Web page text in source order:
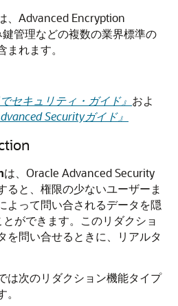
、Advanced Encryption
管理などの複数の業界標準の
れます。
セキュリティ・ガイド』 およ
Securityガイド』
は、Oracle Advanced Security
ると、権限の少ないユーザーま
よって問い合されるデータを隠
ができます。このリダクショ
を問い合せるときに、リアルタ
は次のリダクション機能タイプ